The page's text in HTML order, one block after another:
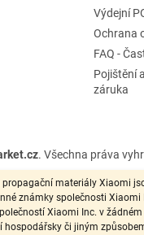
materiály Xiaomi
známky společnosti Xiaomi
Xiaomi Inc. v žádném
či jiným
Výdejní
Ochrana
FAQ -
Pojištění
záruka
. Všechna práva